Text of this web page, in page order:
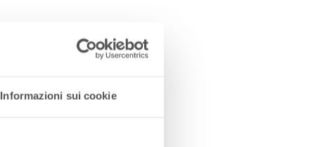
Informazioni sui cookie